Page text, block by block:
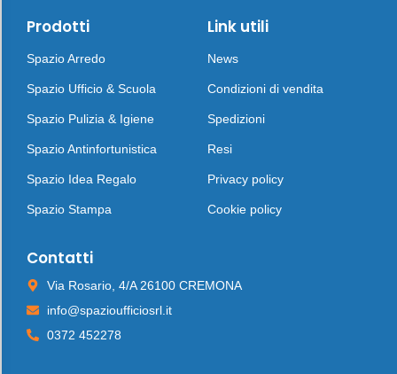
Prodotti
Spazio Arredo
Spazio Ufficio & Scuola
Spazio Pulizia & Igiene
Spazio Antinfortunistica
Spazio Idea Regalo
Spazio Stampa
Link utili
News
Condizioni di vendita
Spedizioni
Resi
Privacy policy
Cookie policy
Contatti
Via Rosario, 4/A 26100 CREMONA
info@spazioufficiosrl.it
0372 452278